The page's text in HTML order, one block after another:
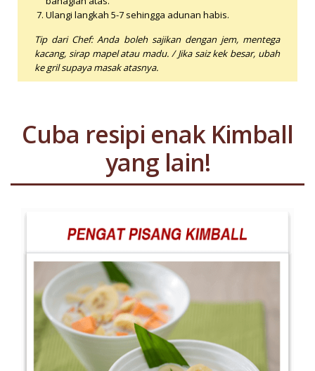
Ulangi langkah 5-7 sehingga adunan habis.
Tip dari Chef: Anda boleh sajikan dengan jem, mentega
kacang, sirap mapel atau madu. / Jika saiz kek besar, ubah
ke gril supaya masak atasnya.
Cuba resipi enak Kimball
yang lain!